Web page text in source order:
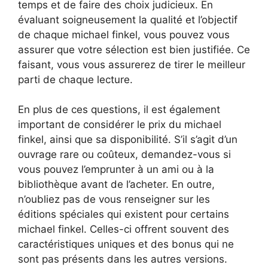
temps et de faire des choix judicieux. En
évaluant soigneusement la qualité et l’objectif
de chaque michael finkel, vous pouvez vous
assurer que votre sélection est bien justifiée. Ce
faisant, vous vous assurerez de tirer le meilleur
parti de chaque lecture.
En plus de ces questions, il est également
important de considérer le prix du michael
finkel, ainsi que sa disponibilité. S’il s’agit d’un
ouvrage rare ou coûteux, demandez-vous si
vous pouvez l’emprunter à un ami ou à la
bibliothèque avant de l’acheter. En outre,
n’oubliez pas de vous renseigner sur les
éditions spéciales qui existent pour certains
michael finkel. Celles-ci offrent souvent des
caractéristiques uniques et des bonus qui ne
sont pas présents dans les autres versions.